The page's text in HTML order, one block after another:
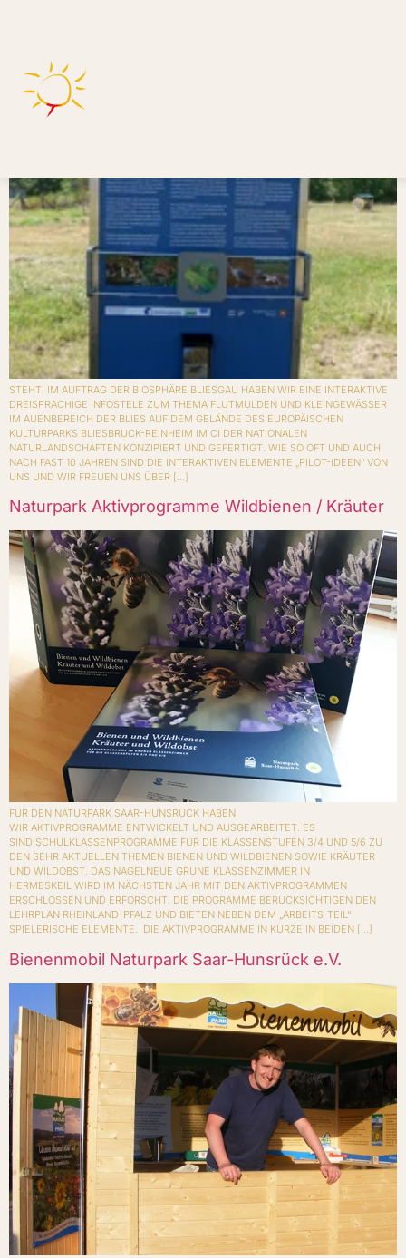
Auenrenaturierung Europäischer Kulturpark
Bliesbruck-Reinheim
STEHT! IM AUFTRAG DER BIOSPHÄRE BLIESGAU HABEN WIR EINE INTERAKTIVE
DREISPRACHIGE INFOSTELE ZUM THEMA FLUTMULDEN UND KLEINGEWÄSSER
IM AUENBEREICH DER BLIES AUF DEM GELÄNDE DES EUROPÄISCHEN
KULTURPARKS BLIESBRUCK-REINHEIM IM CI DER NATIONALEN
NATURLANDSCHAFTEN KONZIPIERT UND GEFERTIGT. WIE SO OFT UND AUCH
NACH FAST 10 JAHREN SIND DIE INTERAKTIVEN ELEMENTE „PILOT-IDEEN“ VON
UNS UND WIR FREUEN UNS ÜBER […]
Naturpark Aktivprogramme Wildbienen / Kräuter
FÜR DEN NATURPARK SAAR-HUNSRÜCK HABEN
WIR AKTIVPROGRAMME ENTWICKELT UND AUSGEARBEITET. ES
SIND SCHULKLASSENPROGRAMME FÜR DIE KLASSENSTUFEN 3/4 UND 5/6 ZU
DEN SEHR AKTUELLEN THEMEN BIENEN UND WILDBIENEN SOWIE KRÄUTER
UND WILDOBST. DAS NAGELNEUE GRÜNE KLASSENZIMMER IN
HERMESKEIL WIRD IM NÄCHSTEN JAHR MIT DEN AKTIVPROGRAMMEN
ERSCHLOSSEN UND ERFORSCHT. DIE PROGRAMME BERÜCKSICHTIGEN DEN
LEHRPLAN RHEINLAND-PFALZ UND BIETEN NEBEN DEM „ARBEITS-TEIL“
SPIELERISCHE ELEMENTE. DIE AKTIVPROGRAMME IN KÜRZE IN BEIDEN […]
Bienenmobil Naturpark Saar-Hunsrück e.V.